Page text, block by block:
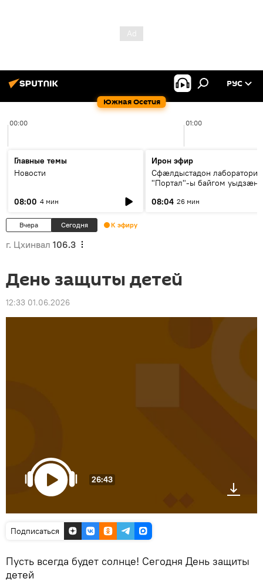
Южная Осетия
РУС
00:00 01:00
Главные темы
Новости
08:00 4 мин
Ирон эфир
Сфæлдыстадон лаборатори
"Портал"-ы байгом уыдзæн
Æхсары куыстыты равдыст
08:04 26 мин
Вчера Сегодня К эфиру
г. Цхинвал 106.3
День защиты детей
12:33 01.06.2026
26:43
Подписаться
Пусть всегда будет солнце! Сегодня День защиты
детей